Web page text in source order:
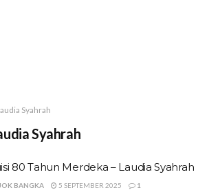
Syahrah
Syahrah
80 Tahun Merdeka – Laudia Syahrah
JOK BANGKA 5 SEPTEMBER 2025 1